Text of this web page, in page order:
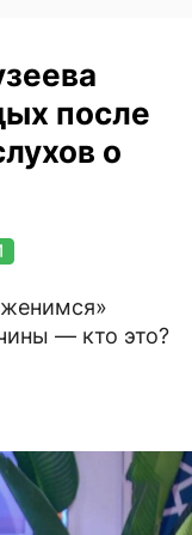
после
о
— кто это?